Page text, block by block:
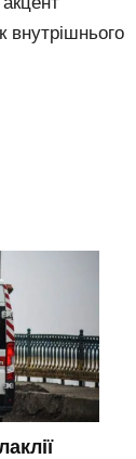
внутрішнього